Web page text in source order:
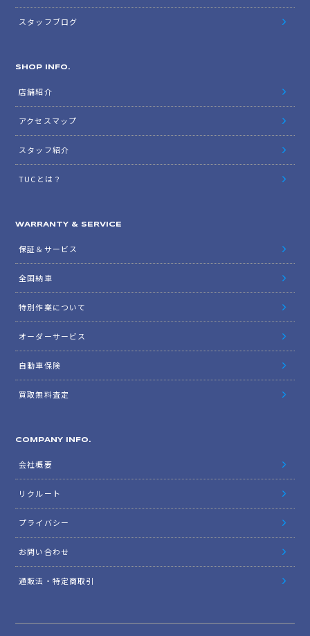
スタッフブログ
SHOP INFO.
店舗紹介
アクセスマップ
スタッフ紹介
TUCとは？
WARRANTY & SERVICE
保証＆サービス
全国納車
特別作業について
オーダーサービス
自動車保険
買取無料査定
COMPANY INFO.
会社概要
リクルート
プライバシー
お問い合わせ
通販法・特定商取引